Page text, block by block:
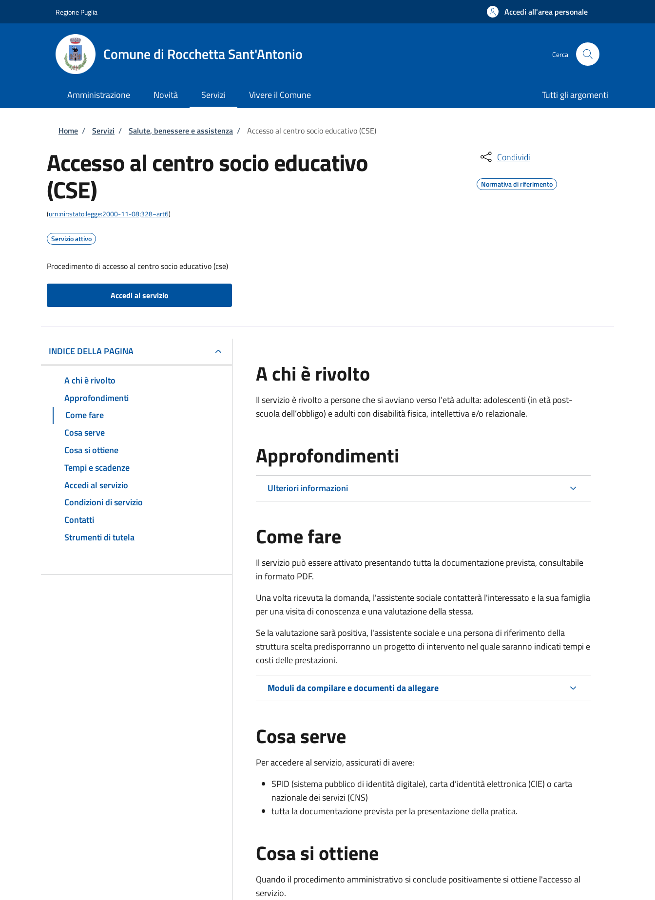
Regione Puglia Accedi all'area personale
Comune di Rocchetta Sant'Antonio Cerca
Amministrazione Novità Servizi Vivere il Comune Tutti gli argomenti
Briciole di pane
Home / Servizi / Salute, benessere e assistenza / Accesso al centro socio educativo (CSE)
Accesso al centro socio educativo
(CSE)
(urn:nir:stato:legge:2000-11-08;328~art6)
Servizio attivo
Procedimento di accesso al centro socio educativo (cse)
Accedi al servizio
Condividi
Normativa di riferimento
INDICE DELLA PAGINA
A chi è rivolto
Approfondimenti
Come fare
Cosa serve
Cosa si ottiene
Tempi e scadenze
Accedi al servizio
Condizioni di servizio
Contatti
Strumenti di tutela
A chi è rivolto
Il servizio è rivoltoa persone che si avviano verso l’età adulta: adolescenti (in età post-
scuola dell’obbligo) e adulti con disabilità fisica, intellettiva e/o relazionale.
Approfondimenti
Ulteriori informazioni
Come fare
Il servizio può essere attivato presentando tutta la documentazione prevista, consultabile
in formato PDF.
Una volta ricevuta la domanda, l'assistente sociale contatterà l'interessato e la sua famiglia
per una visita di conoscenza e una valutazione della stessa.
Se la valutazione sarà positiva, l'assistente sociale e una persona di riferimento della
struttura scelta predisporranno un progetto di intervento nel quale saranno indicati tempi e
costi delle prestazioni.
Moduli da compilare e documenti da allegare
Cosa serve
Per accedere al servizio, assicurati di avere:
SPID (sistema pubblico di identità digitale), carta d’identità elettronica (CIE) o carta
nazionale dei servizi (CNS)
tutta la documentazione prevista per la presentazione della pratica.
Cosa si ottiene
Quando il procedimento amministrativo si conclude positivamente si ottiene l'accesso al
servizio.